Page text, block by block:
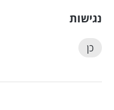
נגישות
כן